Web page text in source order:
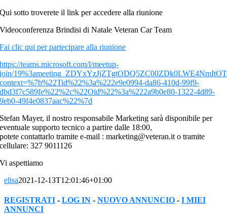
Qui sotto troverete il link per accedere alla riunione
Videoconferenza Brindisi di Natale Veteran Car Team
Fai clic qui per partecipare alla riunione
https://teams.microsoft.com/l/meetup-
join/
context=%7b%22Tid%22%3a%222e9e0994-da86-410d-99f9-
dbd3f7c589fe%22%2c%22Oid%22%3a%222a9b0e80-1322-4d89-
9eb0-49f4e0837aac%22%7d
Stefan Mayer, il nostro responsabile Marketing sarà disponibile per
eventuale supporto tecnico a partire dalle 18:00,
potete contattarlo tramite e-mail : marketing@veteran.it o tramite
cellulare: 327 9011126
Vi aspettiamo
elisa2021-12-13T12:01:46+01:00
REGISTRATI - LOG IN - NUOVO ANNUNCIO - I MIEI
ANNUNCI